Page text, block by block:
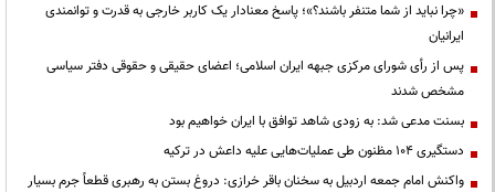
«چرا نباید از شما متنفر باشند؟»؛ پاسخ معنادار یک کاربر خارجی به قدرت و توانمندی
ایرانیان
پس از رأی شورای مرکزی جبهه ایران اسلامی؛ اعضای حقیقی و حقوقی دفتر سیاسی
مشخص شدند
بسنت مدعی شد: به زودی شاهد توافق با ایران خواهیم بود
دستگیری ۱۰۴ مظنون طی عملیات‌هایی علیه داعش در ترکیه
واکنش امام جمعه اردبیل به سخنان باقر خرازی: دروغ بستن به رهبری قطعاً جرم بسیار